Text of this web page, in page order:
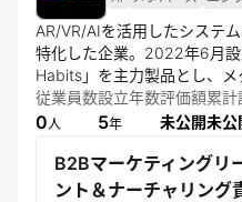
AR/VR/AIを活用したシステ
特化した企業。2022年6月
Habits」を主力製品とし、メ
先端技術を用いたソリューシ
グを手がける。世界のゲーム
従業員数
0人
設立年数
5年
評価額
未公開
累計
未公
B2Bマーケティングリ
ント＆ナーチャリング